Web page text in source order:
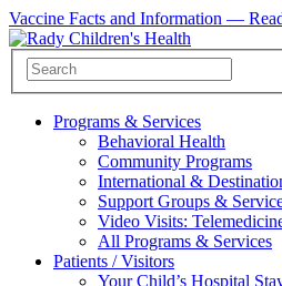
Vaccine Facts and Information —
Programs & Services
Behavioral Health
Community Programs
International &
Support Groups &
Video Visits:
All Programs & Services
Patients / Visitors
Your Child’s Hospital